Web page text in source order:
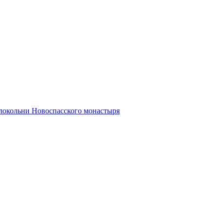
Новоспасского монастыря